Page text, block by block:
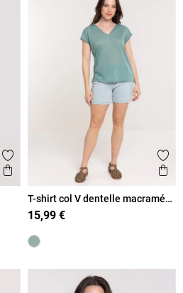
Ajouter aux favoris
Aperçu rapide
T-shirt col V dentelle macramé
femme
15,99 €